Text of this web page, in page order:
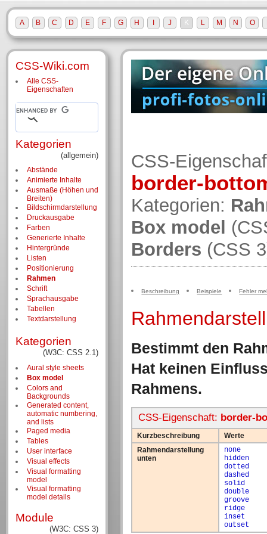
CSS-
border-
Kategorien:
Box model
Borders (CSS
Beschreibung Beispiele Fehler
Bestimmt den
Hat keinen
Rahmens.
CSS-Eigenschaft: border-
Kurzbeschreibung
Werte
Rahmendarstellung
unten
none
hidden
dotted
dashed
solid
double
groove
ridge
inset
outset
CSS-Wiki.com
Alle CSS-
Eigenschaften
Kategorien
(allgemein)
Abstände
Animierte Inhalte
Ausmaße (Höhen und
Breiten)
Bildschirm­darstellung
Druckausgabe
Farben
Generierte Inhalte
Hintergründe
Listen
Positionierung
Rahmen
Schrift
Sprachausgabe
Tabellen
Textdarstellung
Kategorien
(W3C: CSS 2.1)
Aural style sheets
Box model
Colors and
Backgrounds
Generated content,
automatic numbering,
and lists
Paged media
Tables
User interface
Visual effects
Visual formatting
model
Visual formatting
model details
Module
(W3C: CSS 3)
A B C D E F G H J K L M N O